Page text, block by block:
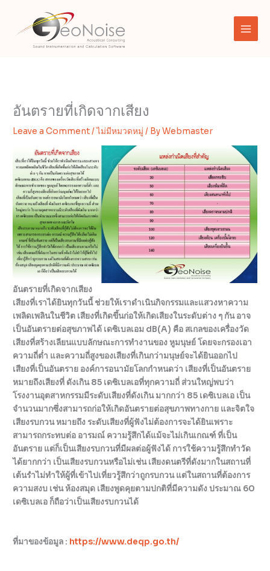
content
อันตรายที่เกิดจากเสียง
Leave a Comment/ไม่มีหมวดหมู่ / ByWebmaster
อันตรายที่เกิดจากเสียง
เสียงที่เราได้ยินทุกวันนี้ ช่วยให้เราดำเนินกิจกรรมและแสวงหาความ
เพลิดเพลินในชีวิต เสียงที่เกิดขึ้นก่อให้เกิดเสียงในระดับต่าง ๆ กัน อาจ
เป็นอันตรายต่อสุขภาพได้ เดซิเบลเอม dB(A) คือ สเกลของเครื่องวัด
เสียงที่สร้างเลียนแบบลักษณะการทำงานของ หูมนุษย์ โดยจะกรองเอา
ความถี่ต่ำ และความถี่สูงของเสียงที่เกินกว่ามนุษย์จะได้ยินออกไป
เสียงที่เป็นอันตราย องค์การอนามัยโลกกำหนดว่า เสียงที่เป็นอันตราย
หมายถึงเสียงที่ ดังเกิน 85 เดซิเบลเอที่ทุกความถี่ ส่วนใหญ่พบว่า
โรงงานอุตสาหกรรมมีระดับเสียงที่ดังเกิน มากกว่า 85 เดซิเบลเอ เป็น
จำนวนมากซึ่งสามารถก่อให้เกิดอันตรายต่อสุขภาพทางกาย และจิตใจ
เสียงรบกวน หมายถึง ระดับเสียงที่ผู้ฟังไม่ต้องการจะได้ยินเพราะ
สามารถกระทบต่อ อารมณ์ ความรู้สึกได้แม้จะไม่เกินเกณฑ์ ที่เป็น
อันตราย แต่ก็เป็นเสียงรบกวนที่มีผลต่อผู้ฟังได้ การใช้ความรู้สึกทำวัด
ได้ยากกว่า เป็นเสียงรบกวนหรือไม่เช่น เสียงดนตรีที่ดังมากในสถานที่
เต้นรำไม่ทำให้ผู้ที่เข้าไปเที่ยวรู้สึกว่าถูกรบกวน แต่ในสถานที่ต้องการ
ความสงบ เช่น ห้องสมุด เสียงพูดคุยตามปกติที่มีความดัง ประมาณ 60
เดซิเบลเอ ก็ถือว่าเป็นเสียงรบกวนได้
ที่มาของข้อมูล : https://www.deqp.go.th/